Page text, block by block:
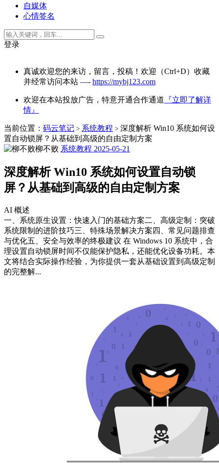
自媒体
心情签名
登录
真诚欢迎您的来访，留言，投稿！欢迎（Ctrl+D）收藏
并经常访问本站 —- https://mybj123.com
欢迎在本站投放广告，特意开通合作通道 『立即了解详
情』
当前位置： 码云笔记 > 系统教程 > 深度解析 Win10 系统如何设
置自动锁屏？从基础到高级的自由定制方案
柳不败 系统教程 2025-05-21
深度解析 Win10 系统如何设置自动锁
屏？从基础到高级的自由定制方案
AI 概述
一、系统原生设置：快速入门的基础方案二、高级定制：突破
系统限制的进阶技巧三、特殊场景解决方案四、常见问题排查
与优化五、安全与效率的终极建议 在 Windows 10 系统中，合
理设置自动锁屏时间不仅能保护隐私，还能优化设备功耗。本
文将结合实际操作经验，为你提供一套从基础设置到高级定制
的完整解...